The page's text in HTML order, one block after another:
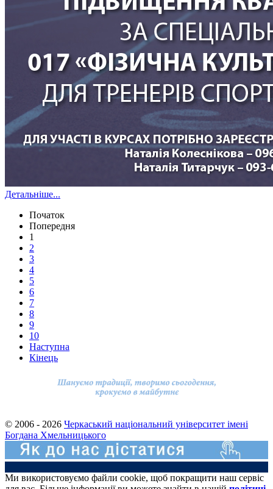
Детальніше...
Початок
Попередня
1
2
3
4
5
6
7
8
9
10
Наступна
Кінець
© 2006 - 2026 Черкаський національний університет імені
Богдана Хмельницького
Ми використовуємо файли cookie, щоб покращити наш сервіс